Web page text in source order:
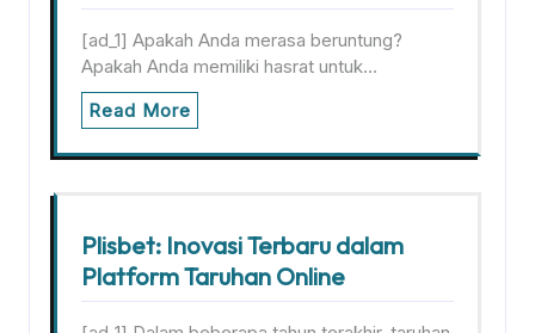
[ad_1] Apakah Anda merasa beruntung?
Apakah Anda memiliki hasrat untuk…
Read More
Plisbet: Inovasi Terbaru dalam
Platform Taruhan Online